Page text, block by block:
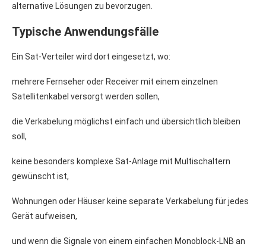
alternative Lösungen zu bevorzugen.
Typische Anwendungsfälle
Ein Sat-Verteiler wird dort eingesetzt, wo:
mehrere Fernseher oder Receiver mit einem einzelnen
Satellitenkabel versorgt werden sollen,
die Verkabelung möglichst einfach und übersichtlich bleiben
soll,
keine besonders komplexe Sat-Anlage mit Multischaltern
gewünscht ist,
Wohnungen oder Häuser keine separate Verkabelung für jedes
Gerät aufweisen,
und wenn die Signale von einem einfachen Monoblock-LNB an